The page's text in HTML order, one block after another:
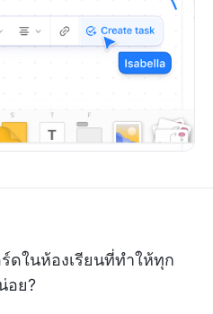
ดในห้องเรียนที่ทำให้ทุก
อย?